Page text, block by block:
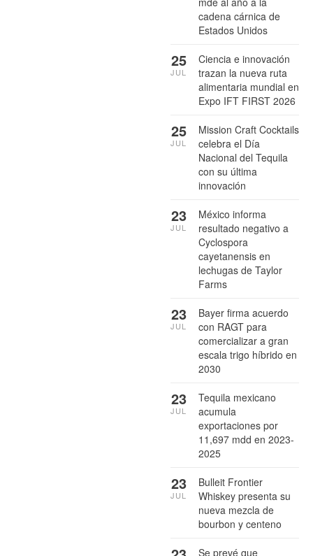
cadena cárnica de
Estados Unidos
Ciencia e innovación
trazan la nueva ruta
alimentaria mundial en
Expo IFT FIRST 2026
25
JUL
Mission Craft Cocktails
celebra el Día
Nacional del Tequila
con su última
innovación
25
JUL
México informa
resultado negativo a
Cyclospora
cayetanensis en
lechugas de Taylor
Farms
23
JUL
Bayer firma acuerdo
con RAGT para
comercializar a gran
escala trigo híbrido en
2030
23
JUL
Tequila mexicano
acumula
exportaciones por
11,697 mdd en 2023-
2025
23
JUL
Bulleit Frontier
Whiskey presenta su
nueva mezcla de
bourbon y centeno
23
JUL
Se prevé que